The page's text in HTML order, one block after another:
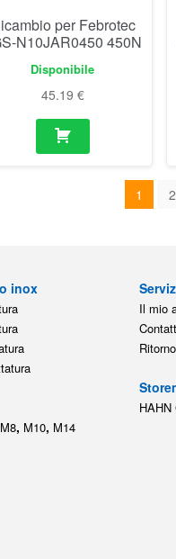
per Febrotec
N10JAR0450 450N
Disponibile
45.19 €
1 2
inox
M8, M10, M14
Il mio
Ritorno
HAHN